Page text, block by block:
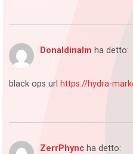
Donaldinalm ha detto:
black ops url https://hydra-
ZerrPhync ha detto: